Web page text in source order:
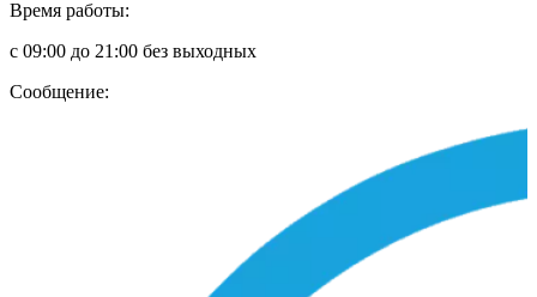
Время работы:
с 09:00 до 21:00 без выходных
Сообщение: